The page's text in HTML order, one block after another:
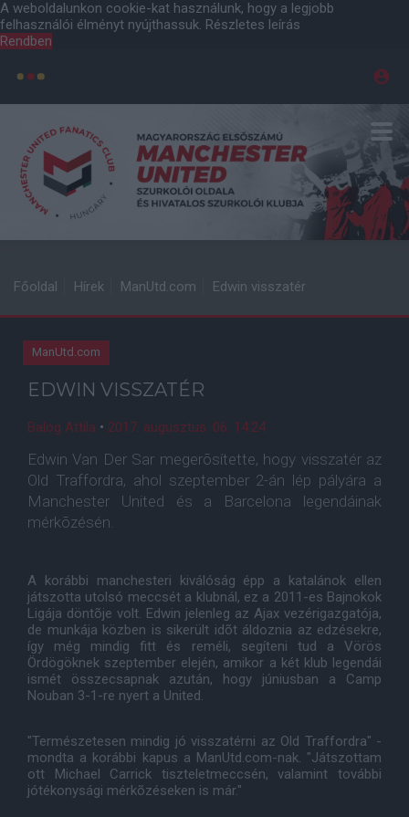
A weboldalunkon cookie-kat használunk, hogy a legjobb
felhasználói élményt nyújthassuk. Részletes leírás
Rendben
Főoldal Hírek ManUtd.com Edwin visszatér
ManUtd.com
EDWIN VISSZATÉR
Balog Attila • 2017. augusztus. 06. 14:24
Edwin Van Der Sar megerõsítette, hogy visszatér az
Old Traffordra, ahol szeptember 2-án lép pályára a
Manchester United és a Barcelona legendáinak
mérkõzésén.
A korábbi manchesteri kiválóság épp a katalánok ellen
játszotta utolsó meccsét a klubnál, ez a 2011-es Bajnokok
Ligája döntõje volt. Edwin jelenleg az Ajax vezérigazgatója,
de munkája közben is sikerült idõt áldoznia az edzésekre,
így még mindig fitt és reméli, segíteni tud a Vörös
Ördögöknek szeptember elején, amikor a két klub legendái
ismét összecsapnak azután, hogy júniusban a Camp
Nouban 3-1-re nyert a United.
"Természetesen mindig jó visszatérni az Old Traffordra" -
mondta a korábbi kapus a ManUtd.com-nak. "Játszottam
ott Michael Carrick tiszteletmeccsén, valamint további
jótékonysági mérkõzéseken is már."